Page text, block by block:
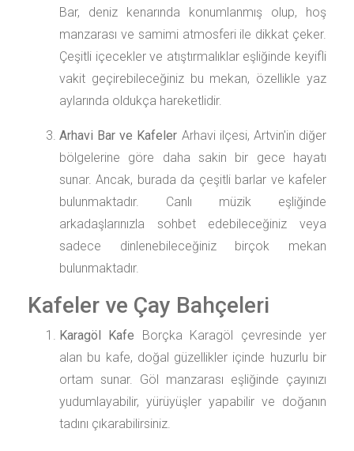
Bar, deniz kenarında konumlanmış olup, hoş
manzarası ve samimi atmosferi ile dikkat çeker.
Çeşitli içecekler ve atıştırmalıklar eşliğinde keyifli
vakit geçirebileceğiniz bu mekan, özellikle yaz
aylarında oldukça hareketlidir.
Arhavi Bar ve Kafeler Arhavi ilçesi, Artvin'in diğer
bölgelerine göre daha sakin bir gece hayatı
sunar. Ancak, burada da çeşitli barlar ve kafeler
bulunmaktadır. Canlı müzik eşliğinde
arkadaşlarınızla sohbet edebileceğiniz veya
sadece dinlenebileceğiniz birçok mekan
bulunmaktadır.
Kafeler ve Çay Bahçeleri
Karagöl Kafe Borçka Karagöl çevresinde yer
alan bu kafe, doğal güzellikler içinde huzurlu bir
ortam sunar. Göl manzarası eşliğinde çayınızı
yudumlayabilir, yürüyüşler yapabilir ve doğanın
tadını çıkarabilirsiniz.